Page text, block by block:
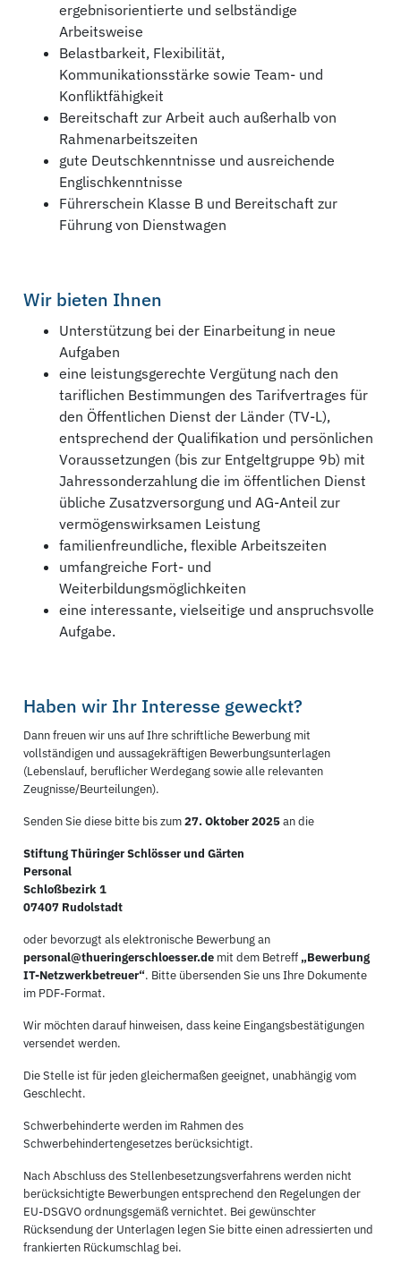
ergebnisorientierte und selbständige
Arbeitsweise
Belastbarkeit, Flexibilität,
Kommunikationsstärke sowie Team- und
Konfliktfähigkeit
Bereitschaft zur Arbeit auch außerhalb von
Rahmenarbeitszeiten
gute Deutschkenntnisse und ausreichende
Englischkenntnisse
Führerschein Klasse B und Bereitschaft zur
Führung von Dienstwagen
Wir bieten Ihnen
Unterstützung bei der Einarbeitung in neue
Aufgaben
eine leistungsgerechte Vergütung nach den
tariflichen Bestimmungen des Tarifvertrages für
den Öffentlichen Dienst der Länder (TV-L),
entsprechend der Qualifikation und persönlichen
Voraussetzungen (bis zur Entgeltgruppe 9b) mit
Jahressonderzahlung die im öffentlichen Dienst
übliche Zusatzversorgung und AG-Anteil zur
vermögenswirksamen Leistung
familienfreundliche, flexible Arbeitszeiten
umfangreiche Fort- und
Weiterbildungsmöglichkeiten
eine interessante, vielseitige und anspruchsvolle
Aufgabe.
Haben wir Ihr Interesse geweckt?
Dann freuen wir uns auf Ihre schriftliche Bewerbung mit
vollständigen und aussagekräftigen Bewerbungsunterlagen
(Lebenslauf, beruflicher Werdegang sowie alle relevanten
Zeugnisse/Beurteilungen).
Senden Sie diese bitte bis zum27. Oktober 2025an die
Stiftung Thüringer Schlösser und Gärten
Personal
Schloßbezirk 1
07407 Rudolstadt
oder bevorzugt als elektronische Bewerbung an
personal@thueringerschloesser.de mit dem Betreff „Bewerbung
IT-Netzwerkbetreuer“. Bitte übersenden Sie uns Ihre Dokumente
im PDF-Format.
Wir möchten darauf hinweisen, dass keine Eingangsbestätigungen
versendet werden.
Die Stelle ist für jeden gleichermaßen geeignet, unabhängig vom
Geschlecht.
Schwerbehinderte werden im Rahmen des
Schwerbehindertengesetzes berücksichtigt.
Nach Abschluss des Stellenbesetzungsverfahrens werden nicht
berücksichtigte Bewerbungen entsprechend den Regelungen der
EU-DSGVO ordnungsgemäß vernichtet. Bei gewünschter
Rücksendung der Unterlagen legen Sie bitte einen adressierten und
frankierten Rückumschlag bei.